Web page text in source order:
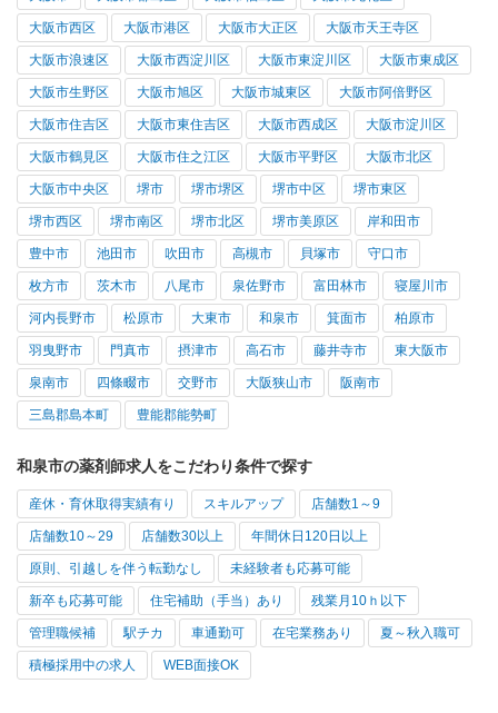
大阪市西区 大阪市港区 大阪市大正区 大阪市天王寺区
大阪市浪速区 大阪市西淀川区 大阪市東淀川区 大阪市東成区
大阪市生野区 大阪市旭区 大阪市城東区 大阪市阿倍野区
大阪市住吉区 大阪市東住吉区 大阪市西成区 大阪市淀川区
大阪市鶴見区 大阪市住之江区 大阪市平野区 大阪市北区
大阪市中央区 堺市 堺市堺区 堺市中区 堺市東区
堺市西区 堺市南区 堺市北区 堺市美原区 岸和田市
豊中市 池田市 吹田市 高槻市 貝塚市 守口市
枚方市 茨木市 八尾市 泉佐野市 富田林市 寝屋川市
河内長野市 松原市 大東市 和泉市 箕面市 柏原市
羽曳野市 門真市 摂津市 高石市 藤井寺市 東大阪市
泉南市 四條畷市 交野市 大阪狭山市 阪南市
三島郡島本町 豊能郡能勢町
和泉市の薬剤師求人をこだわり条件で探す
産休・育休取得実績有り スキルアップ 店舗数1～9
店舗数10～29 店舗数30以上 年間休日120日以上
原則、引越しを伴う転勤なし 未経験者も応募可能
新卒も応募可能 住宅補助（手当）あり 残業月10ｈ以下
管理職候補 駅チカ 車通勤可 在宅業務あり 夏～秋入職可
積極採用中の求人 WEB面接OK